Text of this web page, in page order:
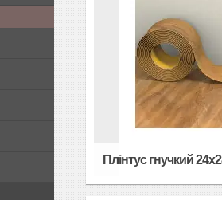
Плінтус гнучкий